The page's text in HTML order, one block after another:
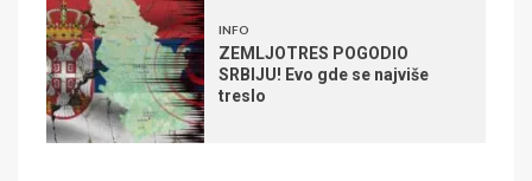
INFO
ZEMLJOTRES POGODIO
SRBIJU! Evo gde se najviše
treslo